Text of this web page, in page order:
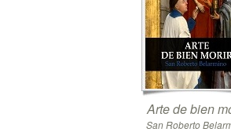
Arte de bien
San Roberto